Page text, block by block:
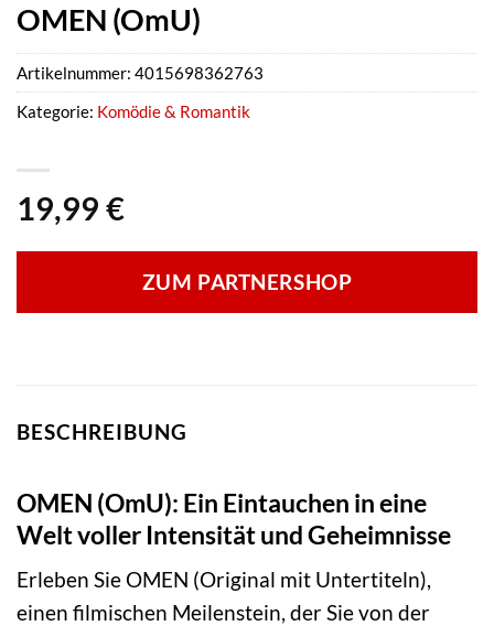
OMEN (OmU)
19,99 €
ZUM PARTNERSHOP
Artikelnummer: 4015698362763
Kategorie: Komödie & Romantik
BESCHREIBUNG
OMEN (OmU): Ein Eintauchen in eine
Welt voller Intensität und Geheimnisse
Erleben Sie OMEN (Original mit Untertiteln),
einen filmischen Meilenstein, der Sie von der